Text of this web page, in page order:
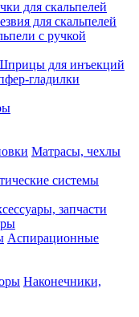
для скальпелей
для скальпелей
с ручкой
для инъекций
гладилки
Матрасы, чехлы
системы
запчасти
Аспирационные
Наконечники,